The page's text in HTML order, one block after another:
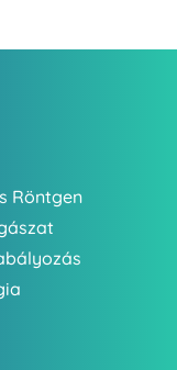
Röntgen